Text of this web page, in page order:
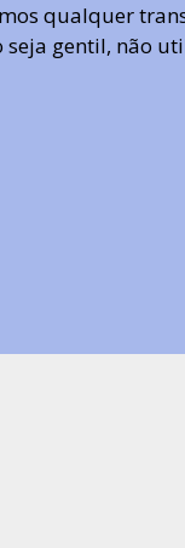
qualquer
seja gentil, não